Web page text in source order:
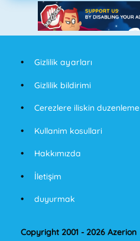
Gizlilik ayarları
Gizlilik bildirimi
Cerezlere iliskin duzenleme
Kullanim kosullari
Hakkımızda
İletişim
duyurmak
Copyright 2001 - 2026 Azerion